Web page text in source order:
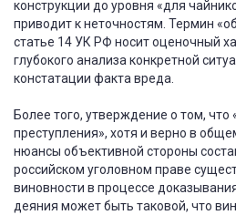
конструкции до уровня «для
приводит к неточностям. Термин
статье 14 УК РФ носит оценочный
глубокого анализа конкретной
констатации факта вреда.
Более того, утверждение о том, что
преступления», хотя и верно в
нюансы объективной стороны
российском уголовном праве
виновности в процессе
деяния может быть таковой, что